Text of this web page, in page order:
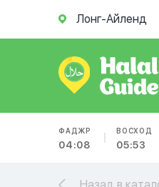
Лонг-Айленд
ФАДЖР
04:08
ВОСХОД
05:53